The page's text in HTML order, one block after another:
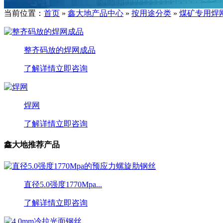
当前位置： 首页 » 鑫大地产品中心 » 按用途分类 » 煤矿专用焊
整齐码放的焊网成品
了解详情立即咨询
焊网
了解详情立即咨询
鑫大地推荐产品
直径5.0强度1770Mpa...
了解详情立即咨询